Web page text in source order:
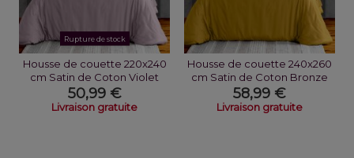
Rupture de stock
Housse de couette 220x240
cm Satin de Coton Violet
50,99 €
Livraison gratuite
Housse de couette 240x260
cm Satin de Coton Bronze
58,99 €
Livraison gratuite